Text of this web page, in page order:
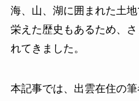
海、山、湖に囲まれた土
栄えた歴史もあるため、
れてきました。
本記事では、出雲在住の